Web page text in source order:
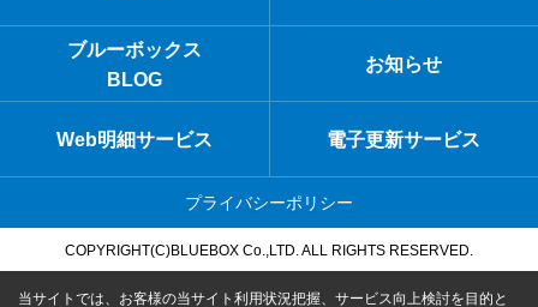
ブルーボックス
BLOG
お知らせ
Web明細サービス 電子更新サービス
プライバシーポリシー
COPYRIGHT(C)BLUEBOX Co.,LTD. ALL RIGHTS RESERVED.
当サイトでは、お客様の当サイト利用状況把握、サービス向上検討を目的と